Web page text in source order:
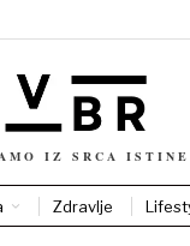
IZ SRCA ISTINE
Zdravlje